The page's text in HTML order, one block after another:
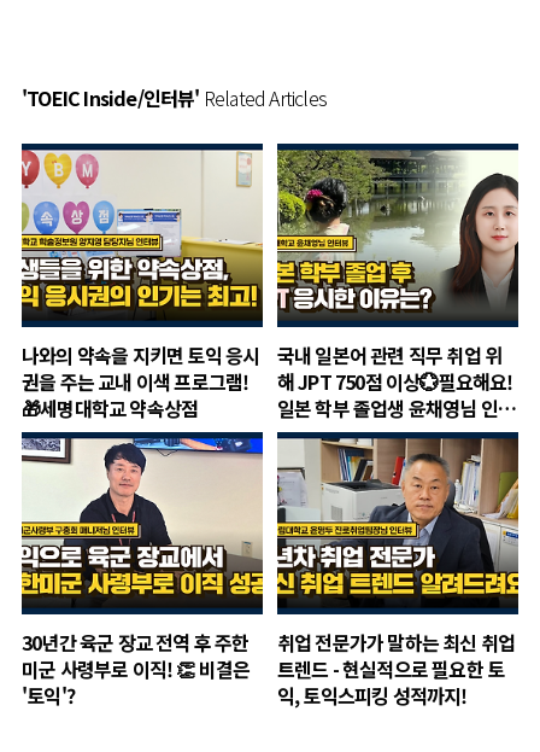
'TOEIC Inside/인터뷰' Related Articles
나와의 약속을 지키면 토익 응시
권을 주는 교내 이색 프로그램!
🎁세명대학교 약속상점
국내 일본어 관련 직무 취업 위
해 JPT 750점 이상💮필요해요!
일본 학부 졸업생 윤채영님 인터
뷰
30년간 육군 장교 전역 후 주한
미군 사령부로 이직! 👏 비결은
'토익'?
취업 전문가가 말하는 최신 취업
트렌드 - 현실적으로 필요한 토
익, 토익스피킹 성적까지!